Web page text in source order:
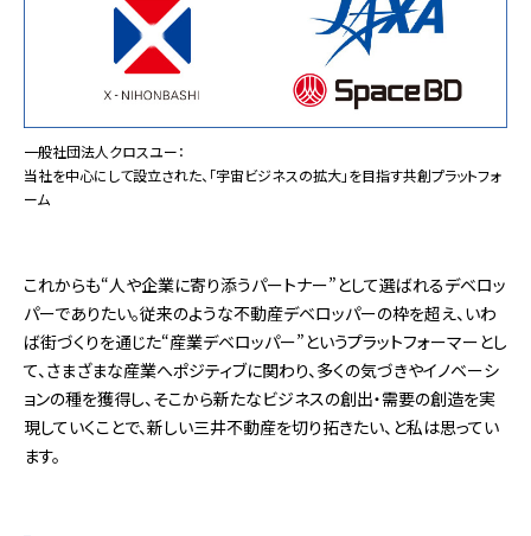
一般社団法人クロスユー：
当社を中心にして設立された、「宇宙ビジネスの拡大」を目指す共創プラットフォ
ーム
これからも“人や企業に寄り添うパートナー”として選ばれるデベロッ
パーでありたい。従来のような不動産デベロッパーの枠を超え、いわ
ば街づくりを通じた“産業デベロッパー”というプラットフォーマーとし
て、さまざまな産業へポジティブに関わり、多くの気づきやイノベーシ
ョンの種を獲得し、そこから新たなビジネスの創出・需要の創造を実
現していくことで、新しい三井不動産を切り拓きたい、と私は思ってい
ます。